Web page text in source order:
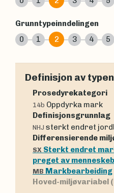
Grunntypeinndelingen
0
1 2 3 4 5
Definisjon av typen
Prosedyrekategori
14b Oppdyrka mark
Definisjonsgrunnlag
NHJ sterkt endret
Differensierende
SX Sterkt endret
preget av
MB Markbearbeiding
Hoved-miljøvariabel